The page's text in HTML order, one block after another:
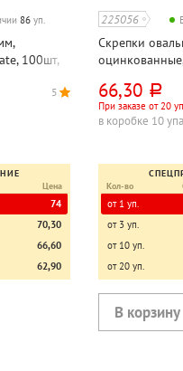
86 уп.
100шт,
5
Цена
74
70,30
66,60
62,90
225056
Скрепки
66,30 руб.
При заказе от 20
в коробке 10
Кол-во
от 1 уп.
от 3 уп.
от 10 уп.
от 20 уп.